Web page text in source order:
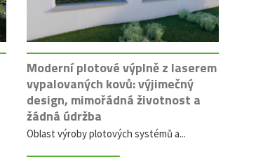
Moderní plotové výplně z laserem
vypalovaných kovů: výjimečný
design, mimořádná životnost a
žádná údržba
Oblast výroby plotových systémů a...